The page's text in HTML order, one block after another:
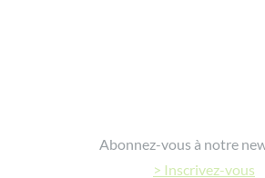
Abonnez-vous à notre
> Inscrivez-vous